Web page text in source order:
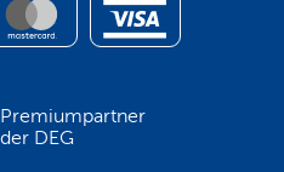
Premiumpartner
der DEG